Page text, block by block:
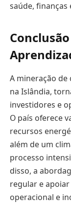
saúde, finanças
A mineração
na Islândia,
investidores e
O país oferece
recursos
além de um
processo
disso, a
regular e
operacional e